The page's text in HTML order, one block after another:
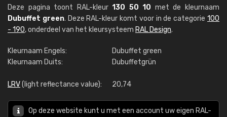
Deze pagina toont RAL-kleur130 50 10 met de kleurnaam
Dubuffet green. Deze RAL-kleur komt voor in de categorie100
- 190, onderdeel van het kleursysteem RAL Design.
Kleurnaam Engels:
Dubuffet green
Kleurnaam Duits:
Dubuffetgrün
LRV(light reflectance value): 20,74
Op deze website kunt u met een account uw eigen RAL-